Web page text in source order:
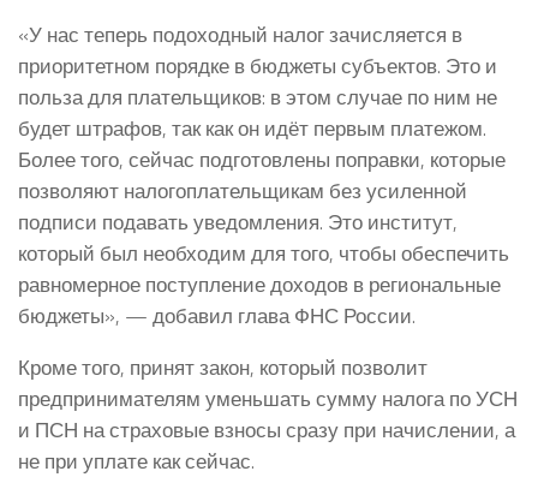
«У нас теперь подоходный налог зачисляется в
приоритетном порядке в бюджеты субъектов. Это и
польза для плательщиков: в этом случае по ним не
будет штрафов, так как он идёт первым платежом.
Более того, сейчас подготовлены поправки, которые
позволяют налогоплательщикам без усиленной
подписи подавать уведомления. Это институт,
который был необходим для того, чтобы обеспечить
равномерное поступление доходов в региональные
бюджеты», — добавил глава ФНС России.
Кроме того, принят закон, который позволит
предпринимателям уменьшать сумму налога по УСН
и ПСН на страховые взносы сразу при начислении, а
не при уплате как сейчас.